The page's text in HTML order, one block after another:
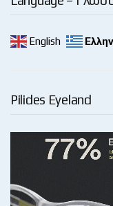
English
Pilides Eyeland